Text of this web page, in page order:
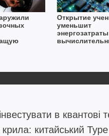
Открытие
уменьшит
энергозатраты
в квантові
китайський Type